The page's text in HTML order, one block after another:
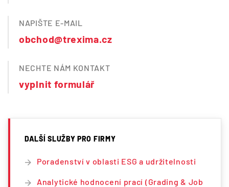
NAPIŠTE E-MAIL
obchod@trexima.cz
NECHTE NÁM KONTAKT
vyplnit formulář
DALŠÍ SLUŽBY PRO FIRMY
Poradenství v oblasti ESG a udržitelnosti
Analytické hodnocení prací (Grading & Job